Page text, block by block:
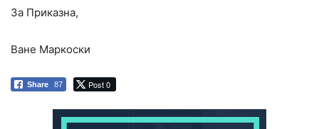
За Приказна,
Ване Маркоски
Share 87 Post 0